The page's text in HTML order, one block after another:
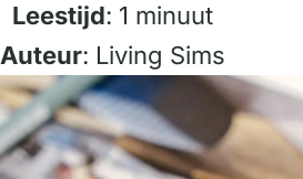
Leestijd: 1 minuut
Auteur: Living Sims